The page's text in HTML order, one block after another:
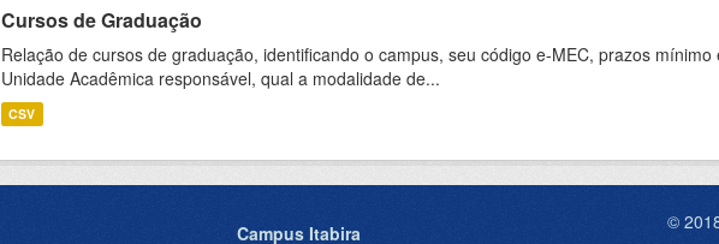
Cursos de Graduação
Relação de cursos de graduação, identificando o campus, seu código e-MEC, prazos
Unidade Acadêmica responsável, qual a modalidade de...
CSV
Campus Itabira ©